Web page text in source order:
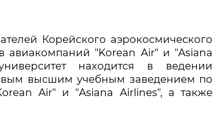
Корейского аэрокосмического
авиакомпаний "Korean Air" и "Asiana
находится в ведении
высшим учебным заведением по
Air" и "Asiana Airlines", а также